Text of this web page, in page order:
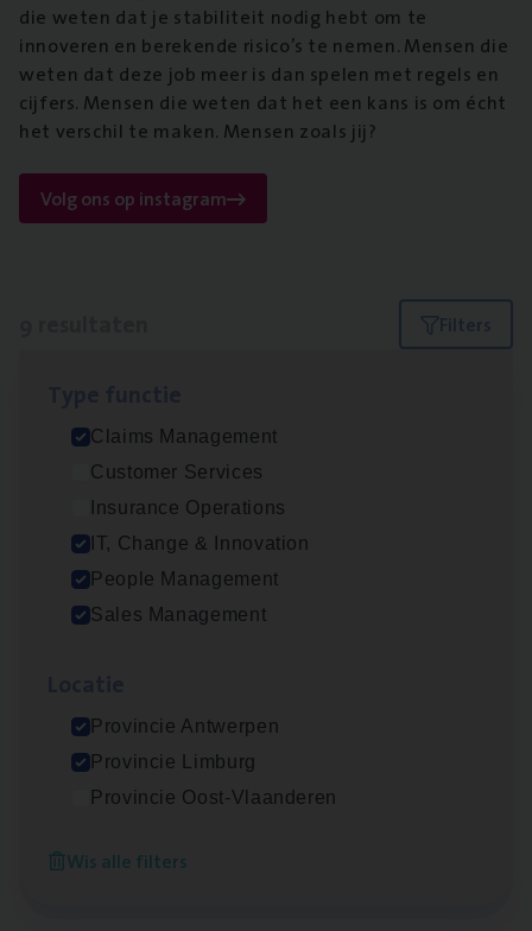
die weten dat je stabiliteit nodig hebt om te
innoveren en berekende risico’s te nemen. Mensen die
weten dat deze job meer is dan spelen met regels en
cijfers. Mensen die weten dat het een kans is om écht
het verschil te maken. Mensen zoals jij?
Volg ons op instagram
Filters
Claims Management
Customer Services
Insurance Operations
IT, Change & Innovation
People Management
Sales Management
Provincie Antwerpen
Provincie Limburg
Provincie Oost-Vlaanderen
Wis alle filters
Claims­hand­ler Fleet&
Claims Management
Antwerpen
Test Ana­lyst
Insu­ran­ce Bro­kerKMO
Antwerpen